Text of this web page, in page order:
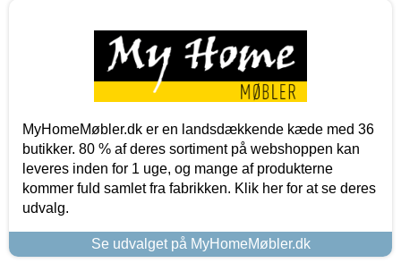
MyHomeMøbler.dk er en landsdækkende kæde med 36
butikker. 80 % af deres sortiment på webshoppen kan
leveres inden for 1 uge, og mange af produkterne
kommer fuld samlet fra fabrikken. Klik her for at se deres
udvalg.
Se udvalget på MyHomeMøbler.dk